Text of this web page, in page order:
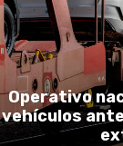
Operativo
vehículos